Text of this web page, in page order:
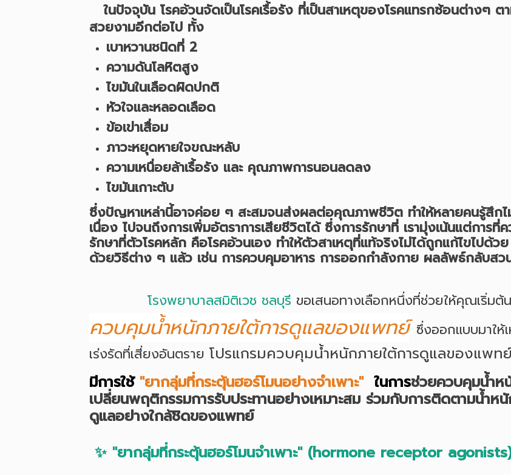
ในปัจจุบัน โรคอ้วนจัดเป็นโรคเรื้อรัง ที่เป็นสาเหตุของโรคแทรกซ้อนต่างๆ ต
สวยงามอีกต่อไป ทั้ง
เบาหวานชนิดที่ 2
ความดันโลหิตสูง
ไขมันในเลือดผิดปกติ
หัวใจและหลอดเลือด
ข้อเข่าเสื่อม
ภาวะหยุดหายใจขณะหลับ
ความเหนื่อยล้าเรื้อรัง และ คุณภาพการนอนลดลง
ไขมันเกาะตับ
ซึ่งปัญหาเหล่านี้อาจค่อย ๆ สะสมจนส่งผลต่อคุณภาพชีวิต ทำให้หลายคนรู้สึก
เนื่อง ไปจนถึงการเพิ่มอัตราการเสียชีวิตได้ ซึ่งการรักษาที่ เรามุ่งเน้นแต่การที่
รักษาที่ตัวโรคหลัก คือโรคอ้วนเอง ทำให้ตัวสาเหตุที่แท้จริงไม่ได้ถูกแก้ไขไปด้ว
ด้วยวิธีต่าง ๆ แล้ว เช่น การควบคุมอาหาร การออกกำลังกาย ผลลัพธ์กลับสว
โรงพยาบาลสมิติเวช ชลบุรี ขอเสนอทางเลือกหนึ่งที่ช่วยให้คุณเริ่ม
ควบคุมน้ำหนักภายใต้การดูแลของแพทย์ ซึ่งออกแบบมาให้
เร่งรัดที่เสี่ยงอันตราย โปรแกรมควบคุมน้ำหนักภายใต้การดูแลของแพท
มีการใช้ "ยากลุ่มที่กระตุ้นฮอร์โมนอย่างจำเพาะ" ในการช่วยควบคุมน้ำ
เปลี่ยนพฤติกรรมการรับประทานอย่างเหมาะสม ร่วมกับการติดตามน้ำ
ดูแลอย่างใกล้ชิดของแพทย์
✨ "ยากลุ่มที่กระตุ้นฮอร์โมนจำเพาะ" (hormone receptor